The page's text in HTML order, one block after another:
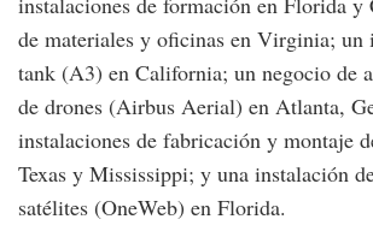
de materiales y oficinas en Virginia; un
tank (A3) en California; un negocio de
de drones (Airbus Aerial) en Atlanta,
instalaciones de fabricación y montaje
Texas y Mississippi; y una instalación
satélites (OneWeb) en Florida.